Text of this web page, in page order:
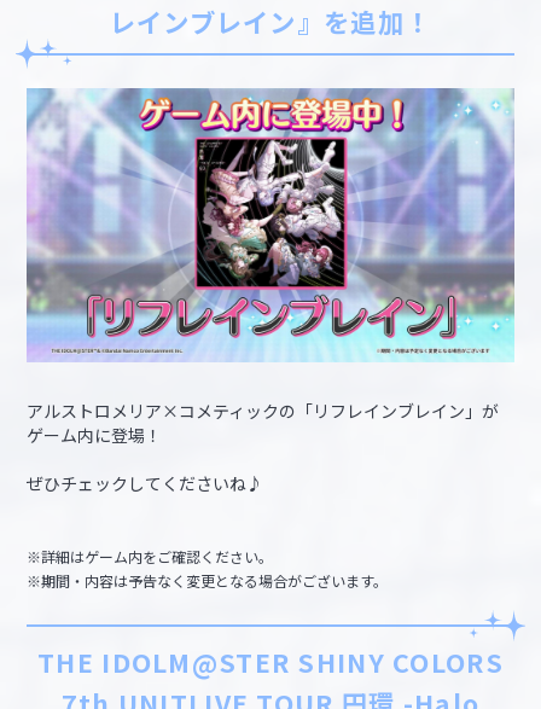
レインブレイン』を追加！
アルストロメリア×コメティックの「リフレインブレイン」が
ゲーム内に登場！
ぜひチェックしてくださいね♪
※詳細はゲーム内をご確認ください。
※期間・内容は予告なく変更となる場合がございます。
THE IDOLM@STER SHINY COLORS